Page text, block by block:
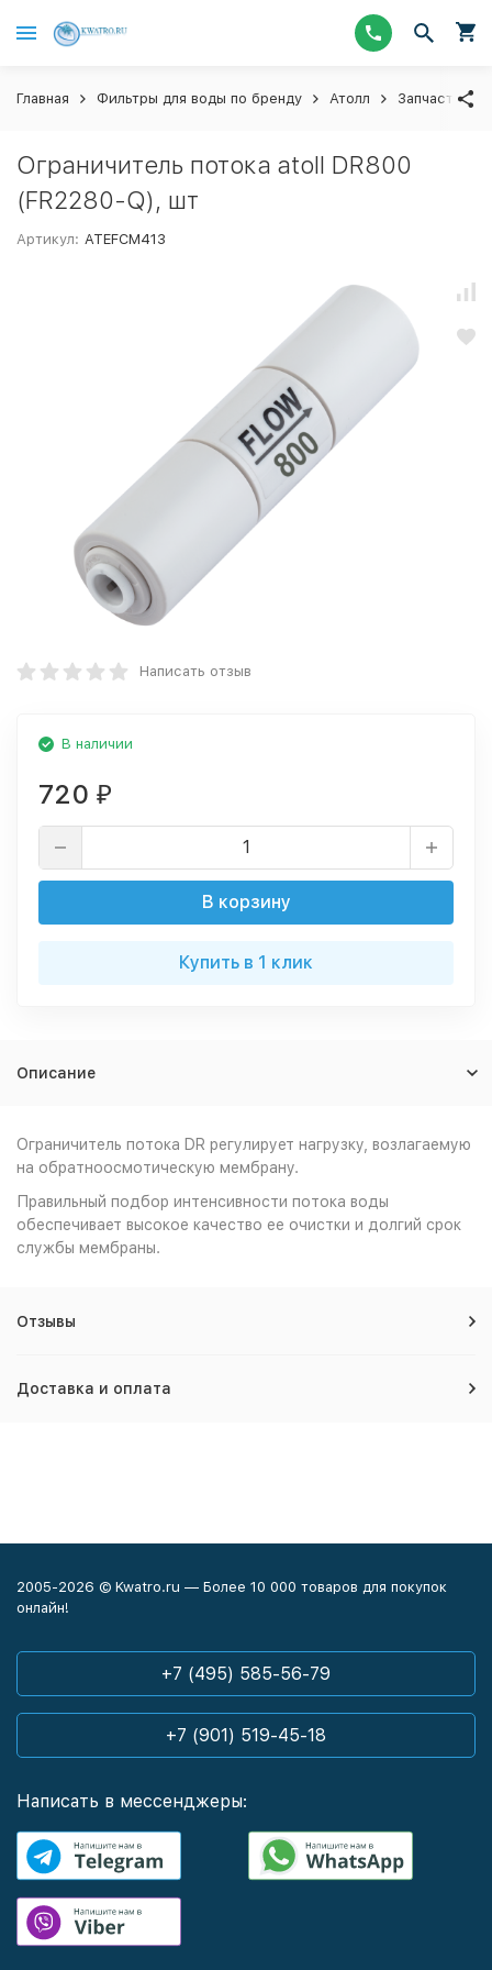
Главная Фильтры для воды по бренду Атолл Запчасти
Ограничитель потока atoll DR800
(FR2280-Q), шт
Артикул: ATEFCM413
Написать отзыв
В наличии
720 ₽
В корзину
Купить в 1 клик
Описание
Ограничитель потока DR регулирует нагрузку, возлагаемую
на обратноосмотическую мембрану.
Правильный подбор интенсивности потока воды
обеспечивает высокое качество ее очистки и долгий срок
службы мембраны.
Отзывы
Доставка и оплата
2005-2026 © Kwatro.ru — Более 10 000 товаров для покупок
онлайн!
+7 (495) 585-56-79
+7 (901) 519-45-18
Написать в мессенджеры: